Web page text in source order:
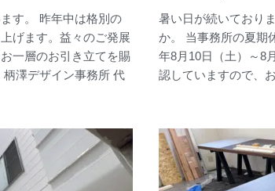
す。 昨年中は格別の
げます。益々のご発展
一層のお引き立てを賜
澤デザイン事務所 代
暑い日が続いており
か。 当事務所の夏期
年8月10日（土）～8
認していますので、